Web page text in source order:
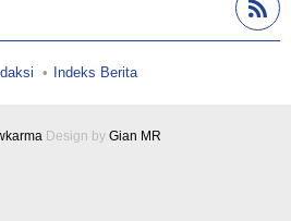
Indeks Berita
Design by Gian MR